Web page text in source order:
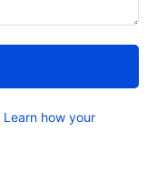
Learn how your